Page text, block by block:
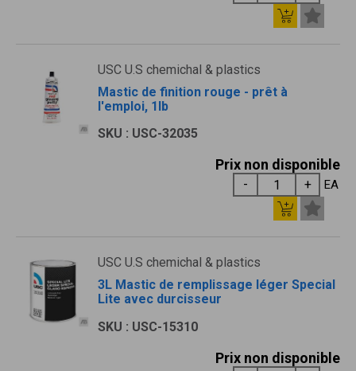
USC U.S chemichal & plastics
Mastic de finition rouge - prêt à
l'emploi, 1lb
SKU : USC-32035
Prix non disponible
EA
USC U.S chemichal & plastics
3L Mastic de remplissage léger Special
Lite avec durcisseur
SKU : USC-15310
Prix non disponible